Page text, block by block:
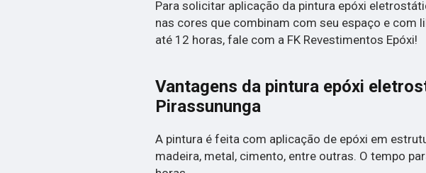
Para solicitar aplicação da pintura epóxi
nas cores que combinam com seu espaço e com
até 12 horas, fale com a FK Revestimentos Epóxi!
Vantagens da pintura epóxi
Pirassununga
A pintura é feita com aplicação de epóxi em
madeira, metal, cimento, entre outras. O tempo